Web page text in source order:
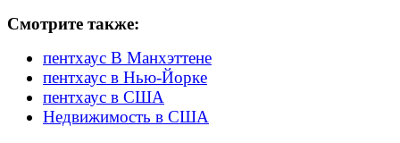
Смотрите также:
пентхаус В Манхэттене
пентхаус в Нью-Йорке
пентхаус в США
Недвижимость в США